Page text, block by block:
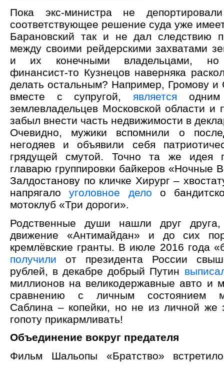
Пока экс-министра не
соответствующее решение суда уже
Барановский так и не дал следствию
между своими рейдерскими захватами
и их конечными владельцами, но
финансист-то Кузнецов наверняка
делать остальным? Например, Громову и
вместе с супругой, является одним
землевладельцев Московской области и
забыл внести часть недвижимости в
Очевидно, мужики вспомнили о
негодяев и объявили себя
грядущей смутой. Точно та же идея
главарю группировки байкеров «Ночные
Залдостанову по кличке Хирург –
напрягалоуголовное дело о
мотоклуб «Три дороги».
Родственные души нашли друг
движение «Антимайдан» и до сих
кремлёвские гранты. В июле 2016 года
получили от президента России
рублей, в декабре добрый Путин
миллионов на великодержавные авто и
сравнению с личным состоянием
Саблина – копейки, но не из личной же
гопоту прикармливать!
Объединение вокруг предателя
Фильм Шальопы «Братство»